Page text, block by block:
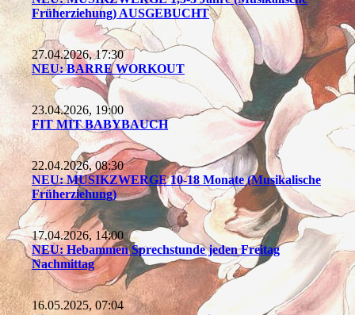
Früherziehung) AUSGEBUCHT
27.04.2026, 17:30
NEU: BARRE WORKOUT
23.04.2026, 19:00
FIT MIT BABYBAUCH
22.04.2026, 08:30
NEU: MUSIKZWERGE 10-18 Monate (Musikalische
Früherziehung)
17.04.2026, 14:00
NEU: Hebammen Sprechstunde jeden Freitag
Nachmittag
16.05.2025, 07:04